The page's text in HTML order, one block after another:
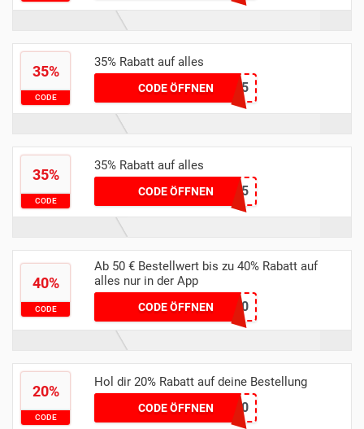
35%
CODE
35% Rabatt auf alles
CODE ÖFFNENNIINCH35
35%
CODE
35% Rabatt auf alles
CODE ÖFFNENOlali35
40%
CODE
Ab 50 € Bestellwert bis zu 40% Rabatt auf
alles nur in der App
CODE ÖFFNENJUSTAPP40
20%
CODE
Hol dir 20% Rabatt auf deine Bestellung
CODE ÖFFNENHELLO20